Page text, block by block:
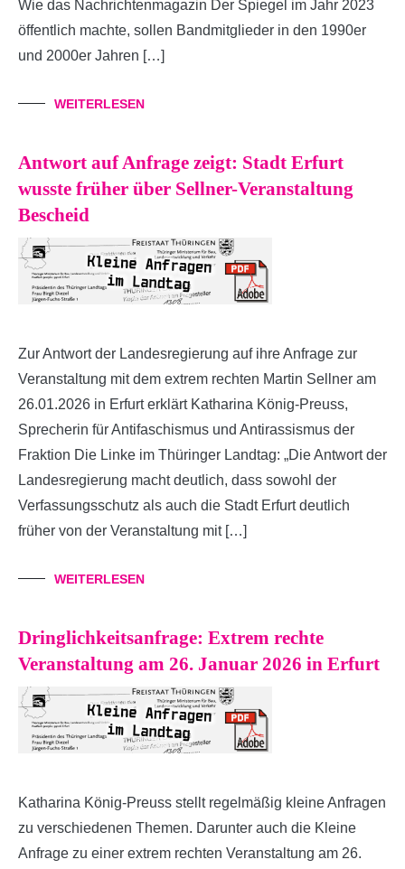
Wie das Nachrichtenmagazin Der Spiegel im Jahr 2023
öffentlich machte, sollen Bandmitglieder in den 1990er
und 2000er Jahren […]
WEITERLESEN
Antwort auf Anfrage zeigt: Stadt Erfurt
wusste früher über Sellner-Veranstaltung
Bescheid
Zur Antwort der Landesregierung auf ihre Anfrage zur
Veranstaltung mit dem extrem rechten Martin Sellner am
26.01.2026 in Erfurt erklärt Katharina König-Preuss,
Sprecherin für Antifaschismus und Antirassismus der
Fraktion Die Linke im Thüringer Landtag: „Die Antwort der
Landesregierung macht deutlich, dass sowohl der
Verfassungsschutz als auch die Stadt Erfurt deutlich
früher von der Veranstaltung mit […]
WEITERLESEN
Dringlichkeitsanfrage: Extrem rechte
Veranstaltung am 26. Januar 2026 in Erfurt
Katharina König-Preuss stellt regelmäßig kleine Anfragen
zu verschiedenen Themen. Darunter auch die Kleine
Anfrage zu einer extrem rechten Veranstaltung am 26.